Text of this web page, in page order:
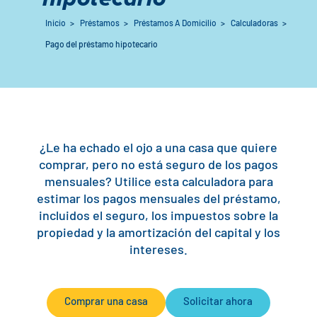
Flag Checking
Préstamos para automóviles
Préstamos para vehículos especiales
Protección de préstamos para automóviles
Comprar una casa
Préstamo VA y Refi
Préstamos FHA
Construir o renovar
Préstamos inmobiliarios
Préstamos personales
préstamos
ayuda
tarifas
Banca de empresas
Comprobación de
Préstamos
Ubicaciones
Centro de ayuda
Banca digital
Inicio > Préstamos > Préstamos A Domicilio > Calculadoras >
Pago del préstamo hipotecario
¿Le ha echado el ojo a una casa que quiere
comprar, pero no está seguro de los pagos
mensuales? Utilice esta calculadora para
estimar los pagos mensuales del préstamo,
incluidos el seguro, los impuestos sobre la
propiedad y la amortización del capital y los
intereses.
Comprar una casa Solicitar ahora